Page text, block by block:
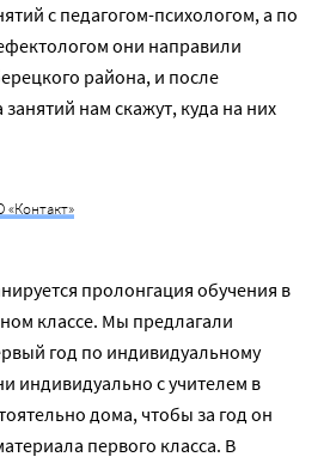
с педагогом-психологом, а по
они направили
района, и после
нам скажут, куда на них
«Контакт»
пролонгация обучения в
классе. Мы предлагали
год по индивидуальному
индивидуально с учителем в
дома, чтобы за год он
первого класса. В